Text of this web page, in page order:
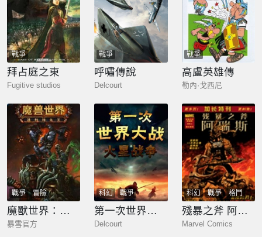
戰爭
拜占庭之東
Fugitive studios
戰爭
呼嘯傳說
Delcourt
戰爭
高盧英雄傳
勒內·戈西尼
戰爭 冒險
魔獸世界：德拉諾之王
暴雪官方
科幻 戰爭
第一次世界大戰：火星戰爭
Delcourt
科幻 戰爭 格鬥
殘暴之斧 阿瑞斯
Marvel Comics